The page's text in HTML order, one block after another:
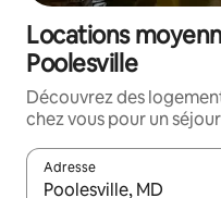
Locations
Poolesville
Découvrez des
chez vous pour un
Adresse
Lorsque les résultats